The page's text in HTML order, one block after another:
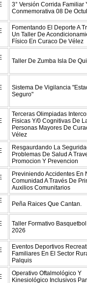
3° Versión Corrida Familiar
Conmemorativa 08 De
Fomentando El Deporte A
Un Taller De
Físico En Curaco De Vélez
Taller De Zumba Isla De
Sistema De Vigilancia
Seguro"
Terceras Olimpiadas
Fisicas Y/0 Cognitivas De
Personas Mayores De
Vélez
Resgaurdando La
Problemas De Salud A
Promocion Y Prevencion
Previniendo Accidentes En
Comunidad A Través De
Auxilios Comunitarios
Peña Raices Que Cantan.
Taller Formativo
2026
Eventos Deportivos
Familiares En El Sector
Palquis
Operativo Oftalmológico Y
Kinesiológico Inclusivos